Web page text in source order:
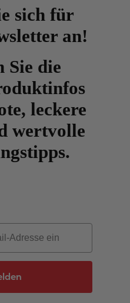
sich für
an!
Sie die
leckere
wertvolle